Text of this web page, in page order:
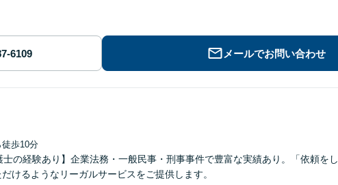
メールでお問い合わせ
徒歩10分
士の経験あり】企業法務・一般民事・刑事事件で豊富な実績あり。「依頼をし
けるようなリーガルサービスをご提供します。